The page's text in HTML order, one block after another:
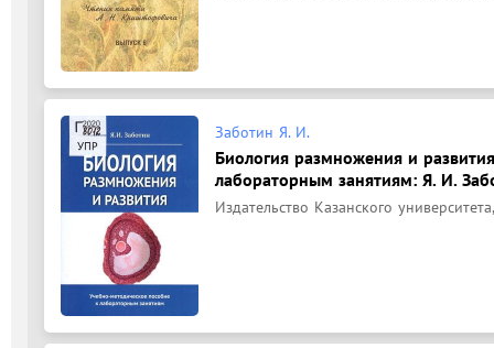
Заботин Я. И.
Биология размножения и
лабораторным занятиям: Я. И.
Издательство Казанского